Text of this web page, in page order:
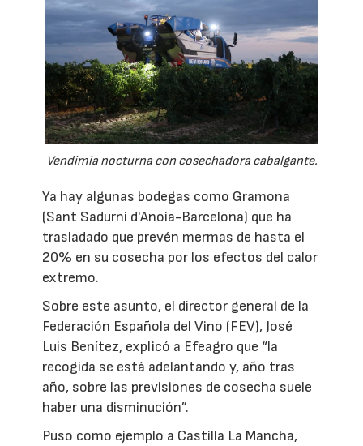
Vendimia nocturna con cosechadora cabalgante.
Ya hay algunas bodegas como Gramona
(Sant Sadurní d'Anoia-Barcelona) que ha
trasladado que prevén mermas de hasta el
20% en su cosecha por los efectos del calor
extremo.
Sobre este asunto, el director general de la
Federación Española del Vino (FEV), José
Luis Benítez, explicó a Efeagro que “la
recogida se está adelantando y, año tras
año, sobre las previsiones de cosecha suele
haber una disminución”.
Puso como ejemplo a Castilla La Mancha,